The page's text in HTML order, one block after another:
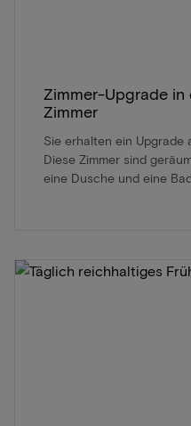
Zimmer-Upgrade
Zimmer
Sie erhalten ein Upgrade
Diese Zimmer sind
eine Dusche und eine